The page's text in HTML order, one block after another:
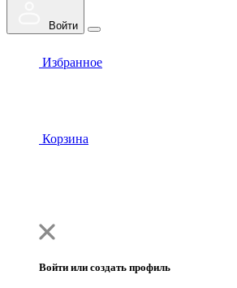
Войти
Избранное
Корзина
Войти или создать профиль